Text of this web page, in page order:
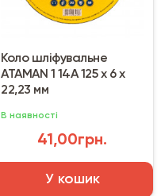
Коло шліфувальне
ATAMAN 1 14А 125 х 6 х
22,23 мм
В наявності
41,00грн.
У кошик